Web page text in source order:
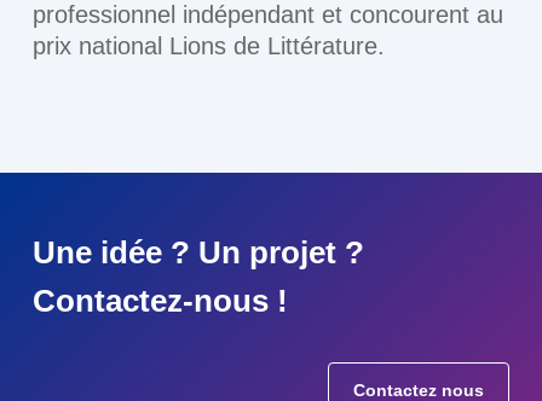
professionnel indépendant et concourent au
prix national Lions de Littérature.
Une idée ? Un projet ?
Contactez-nous !
Contactez nous